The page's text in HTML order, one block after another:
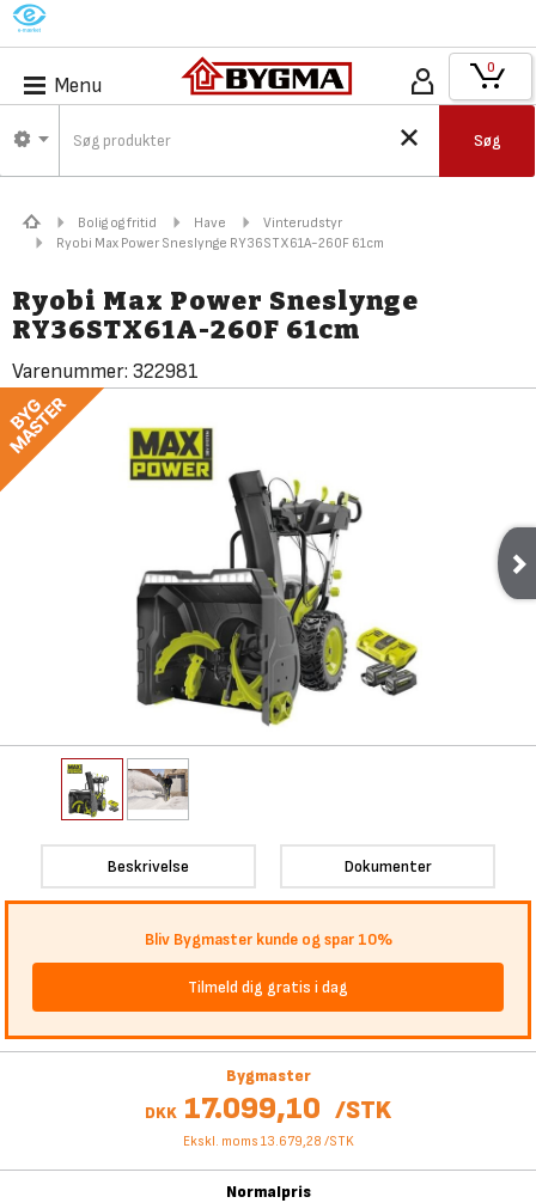
M
Menu
Søg
0
Bolig og fritid Have
Vinterudstyr
Ryobi Max Power Sneslynge RY36STX61A-260F 61cm
Ryobi Max Power Sneslynge
RY36STX61A-260F 61cm
Varenummer: 322981
Beskrivelse Dokumenter
Bliv Bygmaster kunde og spar 10%
Tilmeld dig gratis i dag
Bygmaster
DKK 17.099,10 /STK
Ekskl. moms 13.679,28 /STK
Normalpris